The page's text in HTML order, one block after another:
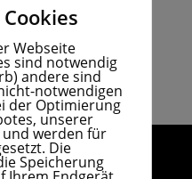
Webseite
sind notwendig
andere sind
notwendigen
der Optimierung
unserer
werden für
Die
Speicherung